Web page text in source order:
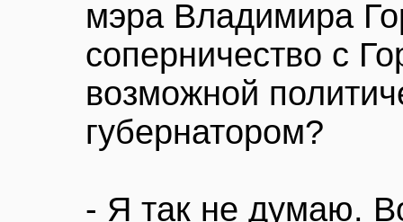
мэра Владимира
соперничество с
возможной
губернатором?
- Я так не думаю.